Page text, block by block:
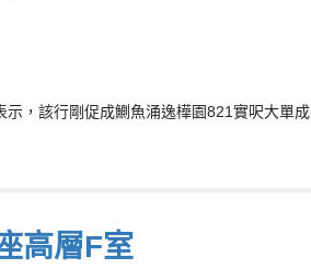
，該行剛促成鰂魚涌逸樺園821實呎大單
高層F室